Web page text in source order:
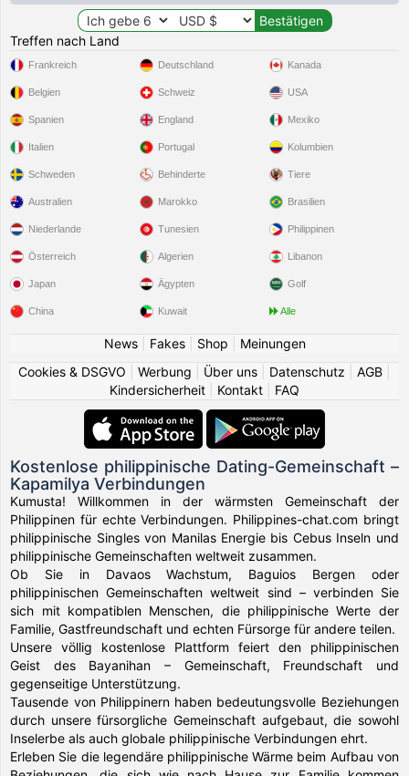
Treffen nach Land
Frankreich
Belgien
Spanien
Italien
Schweden
Deutschland
Schweiz
England
Portugal
Behinderte
Kanada
USA
Mexiko
Kolumbien
Tiere
Australien
Niederlande
Österreich
Japan
China
Marokko
Tunesien
Algerien
Ägypten
Kuwait
Brasilien
Philippinen
Libanon
Golf
Alle
News| Fakes| Shop
Meinungen
Cookies & DSGVO
Werbung Über uns Datenschutz AGB
Kindersicherheit
Kontakt FAQ
Kostenlose philippinische Dating-Gemeinschaft –
Kapamilya Verbindungen
Kumusta! Willkommen in der wärmsten Gemeinschaft der
Philippinen für echte Verbindungen. Philippines-chat.com bringt
philippinische Singles von Manilas Energie bis Cebus Inseln und
philippinische Gemeinschaften weltweit zusammen.
Ob Sie in Davaos Wachstum, Baguios Bergen oder
philippinischen Gemeinschaften weltweit sind – verbinden Sie
sich mit kompatiblen Menschen, die philippinische Werte der
Familie, Gastfreundschaft und echten Fürsorge für andere teilen.
Unsere völlig kostenlose Plattform feiert den philippinischen
Geist des Bayanihan – Gemeinschaft, Freundschaft und
gegenseitige Unterstützung.
Tausende von Philippinern haben bedeutungsvolle Beziehungen
durch unsere fürsorgliche Gemeinschaft aufgebaut, die sowohl
Inselerbe als auch globale philippinische Verbindungen ehrt.
Erleben Sie die legendäre philippinische Wärme beim Aufbau von